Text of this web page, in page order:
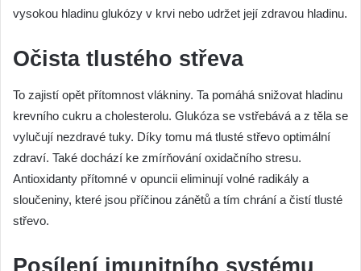
vysokou hladinu glukózy v krvi nebo udržet její zdravou hladinu.
Očista tlustého střeva
To zajistí opět přítomnost vlákniny. Ta pomáhá snižovat hladinu
krevního cukru a cholesterolu. Glukóza se vstřebává a z těla se
vylučují nezdravé tuky. Díky tomu má tlusté střevo optimální
zdraví. Také dochází ke zmírňování oxidačního stresu.
Antioxidanty přítomné v opuncii eliminují volné radikály a
sloučeniny, které jsou příčinou zánětů a tím chrání a čistí tlusté
střevo.